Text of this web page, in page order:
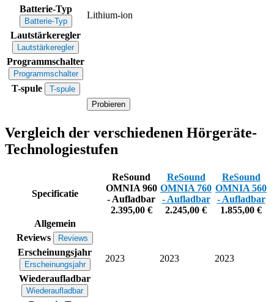
Batterie-Typ
Batterie-Typ
Lithium-ion
Lautstärkeregler
Lautstärkeregler
Programmschalter
Programmschalter
T-spule
T-spule
Probieren
Vergleich der verschiedenen Hörgeräte-
Technologiestufen
Specificatie
ReSound
OMNIA 960
- Aufladbar
2.395,00 €
ReSound
OMNIA 760
- Aufladbar
2.245,00 €
ReSound
OMNIA 560
- Aufladbar
1.855,00 €
Allgemein
Reviews
Reviews
Erscheinungsjahr
Erscheinungsjahr
2023 2023
2023
Wiederaufladbar
Wiederaufladbar